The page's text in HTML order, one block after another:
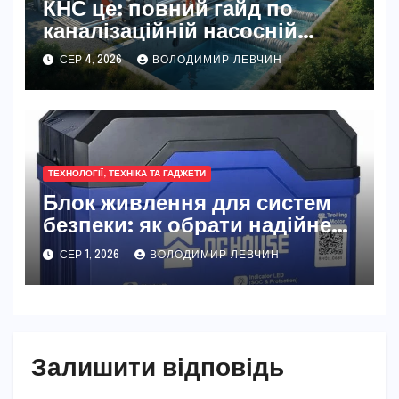
КНС це: повний гайд по
каналізаційній насосній
станції
СЕР 4, 2026 ВОЛОДИМИР ЛЕВЧИН
ТЕХНОЛОГІЇ, ТЕХНІКА ТА ГАДЖЕТИ
Блок живлення для систем
безпеки: як обрати надійне
джерело живлення
СЕР 1, 2026 ВОЛОДИМИР ЛЕВЧИН
Залишити відповідь